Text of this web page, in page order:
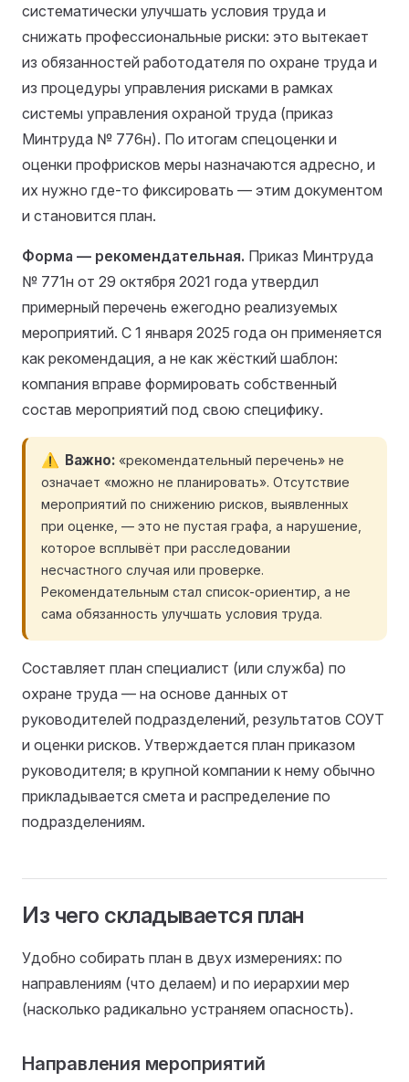
систематически улучшать условия труда и
снижать профессиональные риски: это вытекает
из обязанностей работодателя по охране труда и
из процедуры управления рисками в рамках
системы управления охраной труда (приказ
Минтруда № 776н). По итогам спецоценки и
оценки профрисков меры назначаются адресно, и
их нужно где-то фиксировать — этим документом
и становится план.
Форма — рекомендательная. Приказ Минтруда
№ 771н от 29 октября 2021 года утвердил
примерный перечень ежегодно реализуемых
мероприятий. С 1 января 2025 года он применяется
как рекомендация, а не как жёсткий шаблон:
компания вправе формировать собственный
состав мероприятий под свою специфику.
Важно «рекомендательный перечень» не
означает «можно не планировать». Отсутствие
мероприятий по снижению рисков, выявленных
при оценке, — это не пустая графа, а нарушение,
которое всплывёт при расследовании
несчастного случая или проверке.
Рекомендательным стал список-ориентир, а не
сама обязанность улучшать условия труда.
Составляет план специалист (или служба) по
охране труда — на основе данных от
руководителей подразделений, результатов СОУТ
и оценки рисков. Утверждается план приказом
руководителя; в крупной компании к нему обычно
прикладывается смета и распределение по
подразделениям.
Из чего складывается план
Удобно собирать план в двух измерениях: по
направлениям (что делаем) и по иерархии мер
(насколько радикально устраняем опасность).
Направления мероприятий